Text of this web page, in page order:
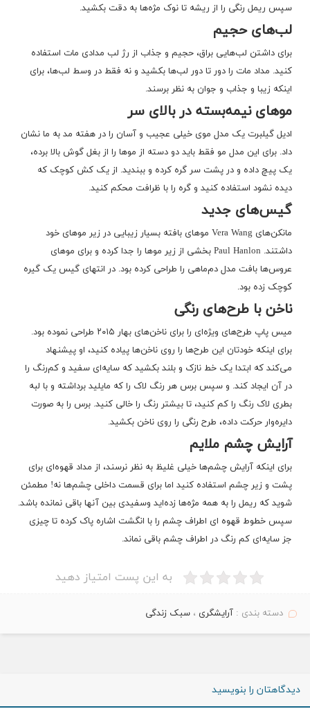
سپس ریمل رنگی را از ریشه تا نوک مژه‌ها به دقت بکشید.
لب‌های حجیم
برای داشتن لب‌هایی براق، حجیم و جذاب از رژ لب مدادی مات استفاده
کنید. مداد مات را دور تا دور لب‌ها بکشید و نه فقط در وسط لب‌ها، برای
اینکه زیبا و جذاب و جوان به نظر برسند.
موهای نیمه‌بسته در بالای سر
ادیل گیلبرت یک مدل موی خیلی عجیب و آسان را در هفته مد به ما نشان
داد. برای این مدل مو فقط باید دو دسته از موها را از بغل گوش بالا برده،
یک پیچ داده و در پشت سر گره کرده و ببندید. از یک کش کوچک که
دیده نشود استفاده کنید و گره را با ظرافت محکم کنید.
گیس‌های جدید
مانکن‌های Vera Wang موهای بافته بسیار زیبایی در زیر موهای خود
داشتند. Paul Hanlon بخشی از زیر موها را جدا کرده و برای موهای
عروس‌ها ‌بافت مدل دم‌ماهی را طراحی کرده بود. در انتهای گیس یک گیره
کوچک زده بود.
ناخن با طرح‌های رنگی
میس پاپ طرح‌های ویژه‌ای را برای ناخن‌های بهار ۲۰۱۵ طراحی نموده بود.
برای اینکه خودتان این طرح‌ها را روی ناخن‌ها پیاده کنید، او پیشنهاد
می‌کند که ابتدا یک خط نازک و بلند بکشید که سایه‌ای سفید و کم‌رنگ را
در آن ایجاد کند. و سپس برس هر رنگ لاک را که مایلید برداشته و با لبه
بطری لاک رنگ را کم کنید، تا بیشتر رنگ را خالی کنید. برس را به صورت
دایره‌وار حرکت داده، طرح رنگی را روی ناخن بکشید.
آرایش چشم ملایم
برای اینکه آرایش چشم‌ها خیلی غلیظ به نظر نرسند، از مداد قهوه‌ای برای
پشت و زیر چشم استفاده کنید اما برای قسمت داخلی چشم‌ها نه! مطمئن
شوید که ریمل را به همه مژه‌ها زده‌اید وسفیدی بین آنها باقی نمانده باشد.
سپس خطوط قهوه ای اطراف چشم را با انگشت اشاره پاک کرده تا چیزی
جز سایه‌ای کم رنگ در اطراف چشم باقی نماند.
به این پست امتیاز دهید
دسته بندی :آرایشگری ،سبک زندگی
دیدگاهتان را بنویسید